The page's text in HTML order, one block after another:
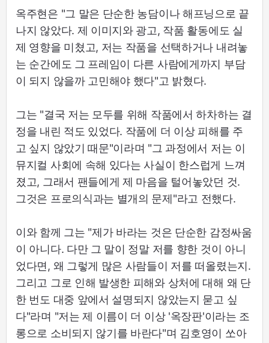
옥주현은 "그 말은 단순한 농담이나 해프닝으로 끝
나지 않았다. 제 이미지와 광고, 작품 활동에도 실
제 영향을 미쳤고, 저는 작품을 선택하거나 내려놓
는 순간에도 그 프레임이 다른 사람에게까지 부담
이 되지 않을까 고민해야 했다"고 밝혔다.
그는 "결국 저는 모두를 위해 작품에서 하차하는 결
정을 내린 적도 있었다. 작품에 더 이상 피해를 주
고 싶지 않았기 때문"이라며 "그 과정에서 저는 이
뮤지컬 사회에 속해 있다는 사실이 한스럽게 느껴
졌고, 그래서 팬들에게 제 마음을 털어놓았던 것.
그것은 프로의식과는 별개의 문제"라고 전했다.
이와 함께 그는 "제가 바라는 것은 단순한 감정싸움
이 아니다. 다만 그 말이 정말 저를 향한 것이 아니
었다면, 왜 그렇게 많은 사람들이 저를 떠올렸는지.
그리고 그로 인해 발생한 피해와 상처에 대해 왜 단
한 번도 대중 앞에서 설명되지 않았는지 묻고 싶
다"라며 "저는 제 이름이 더 이상 '옥장판'이라는 조
롱으로 소비되지 않기를 바란다"며 김호영이 쏘아